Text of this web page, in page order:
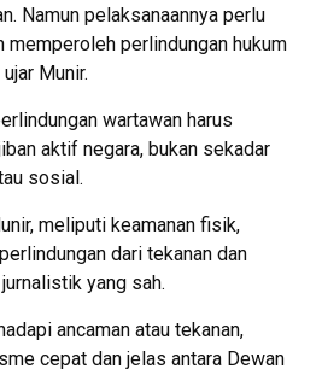
Namun pelaksanaannya perlu
memperoleh perlindungan hukum
Munir.
wartawan harus
aktif negara, bukan sekadar
sosial.
meliputi keamanan fisik,
dari tekanan dan
yang sah.
ancaman atau tekanan,
cepat dan jelas antara Dewan